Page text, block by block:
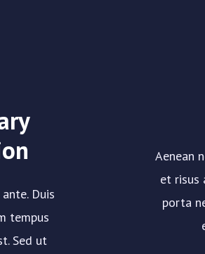
Duis
tempus
Sed ut
Aenean
et risus
porta